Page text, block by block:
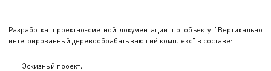
Разработка проектно-сметной документации по объекту "Вертикально
интегрированный деревообрабатывающий комплекс" в составе:
Эскизный проект;